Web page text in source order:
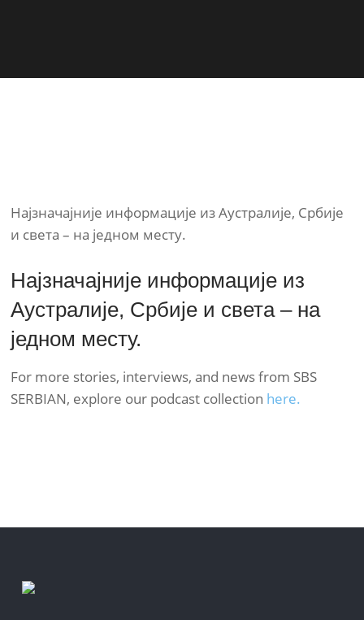
Најзначајније информације из Аустралије, Србије
и света – на једном месту.
Најзначајније информације из
Аустралије, Србије и света – на
једном месту.
For more stories, interviews, and news from SBS
SERBIAN, explore our podcast collection here.